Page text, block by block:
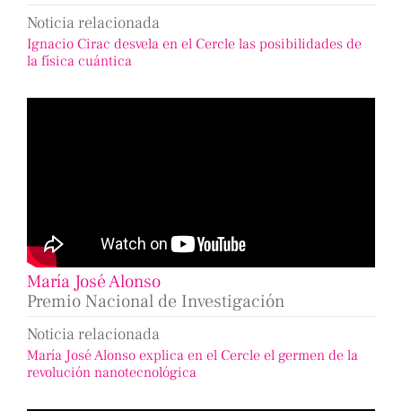
Noticia relacionada
Ignacio Cirac desvela en el Cercle las posibilidades de
la física cuántica
María José Alonso
Premio Nacional de Investigación
Noticia relacionada
María José Alonso explica en el Cercle el germen de la
revolución nanotecnológica